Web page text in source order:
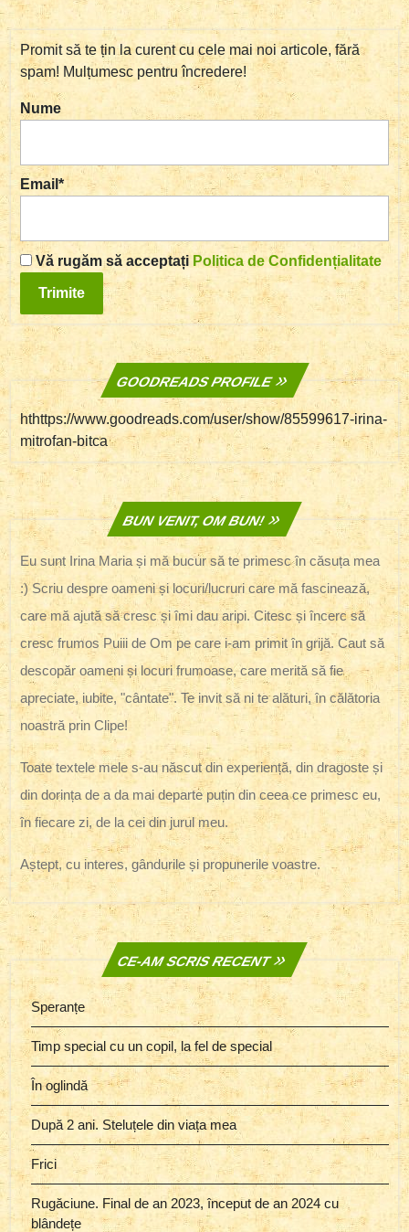
Promit să te țin la curent cu cele mai noi articole, fără
spam! Mulțumesc pentru încredere!
Nume
Email*
Vă rugăm să acceptați Politica de Confidențialitate
GOODREADS PROFILE
hthttps://www.goodreads.com/user/show/85599617-irina-
mitrofan-bitca
BUN VENIT, OM BUN!
Eu sunt Irina Maria și mă bucur să te primesc în căsuța mea
:) Scriu despre oameni și locuri/lucruri care mă fascinează,
care mă ajută să cresc și îmi dau aripi. Citesc și încerc să
cresc frumos Puiii de Om pe care i-am primit în grijă. Caut să
descopăr oameni și locuri frumoase, care merită să fie
apreciate, iubite, "cântate". Te invit să ni te alături, în călătoria
noastră prin Clipe!
Toate textele mele s-au născut din experiență, din dragoste și
din dorința de a da mai departe puțin din ceea ce primesc eu,
în fiecare zi, de la cei din jurul meu.
Aștept, cu interes, gândurile și propunerile voastre.
CE-AM SCRIS RECENT
Speranțe
Timp special cu un copil, la fel de special
În oglindă
După 2 ani. Steluțele din viața mea
Frici
Rugăciune. Final de an 2023, început de an 2024 cu
blândețe